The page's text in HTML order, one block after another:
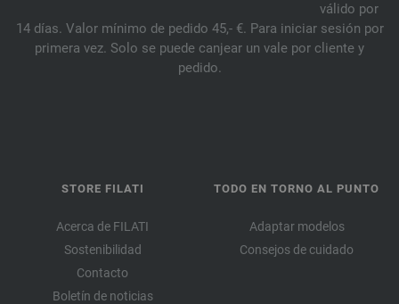
válido por
14 días. Valor mínimo de pedido 45,- €. Para iniciar sesión por
primera vez. Solo se puede canjear un vale por cliente y
pedido.
STORE FILATI
Acerca de FILATI
Sostenibilidad
Contacto
Boletín de noticias
TODO EN TORNO AL PUNTO
Adaptar modelos
Consejos de cuidado